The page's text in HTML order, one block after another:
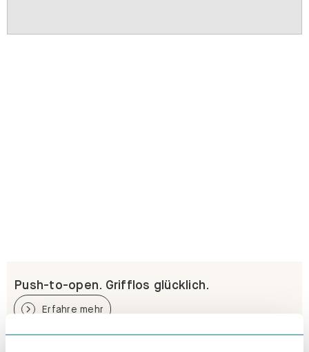
Push-to-open. Grifflos glücklich.
Erfahre mehr